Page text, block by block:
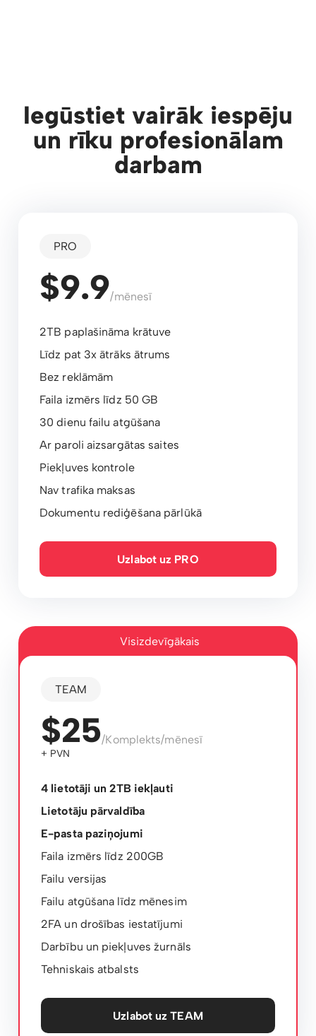
Iegūstiet vairāk iespēju
un rīku profesionālam
darbam
PRO
$9.9/mēnesī
2TB paplašināma krātuve
Līdz pat 3x ātrāks ātrums
Bez reklāmām
Faila izmērs līdz 50 GB
30 dienu failu atgūšana
Ar paroli aizsargātas saites
Piekļuves kontrole
Nav trafika maksas
Dokumentu rediģēšana pārlūkā
Uzlabot uz PRO
Visizdevīgākais
TEAM
$25/Komplekts/mēnesī
+ PVN
4 lietotāji un 2TB iekļauti
Lietotāju pārvaldība
E-pasta paziņojumi
Faila izmērs līdz 200GB
Failu versijas
Failu atgūšana līdz mēnesim
2FA un drošības iestatījumi
Darbību un piekļuves žurnāls
Tehniskais atbalsts
Uzlabot uz TEAM